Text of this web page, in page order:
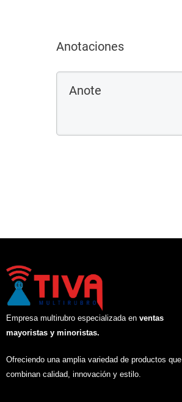
Anotaciones
Empresa multirubro especializada en ventas
mayoristas y minoristas.
Ofreciendo una amplia variedad de productos que
combinan calidad, innovación y estilo.